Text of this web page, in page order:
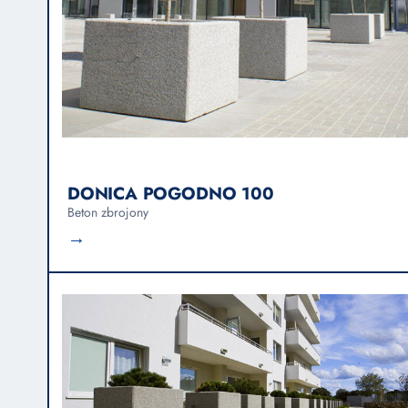
DONICA POGODNO 100
Beton zbrojony
→